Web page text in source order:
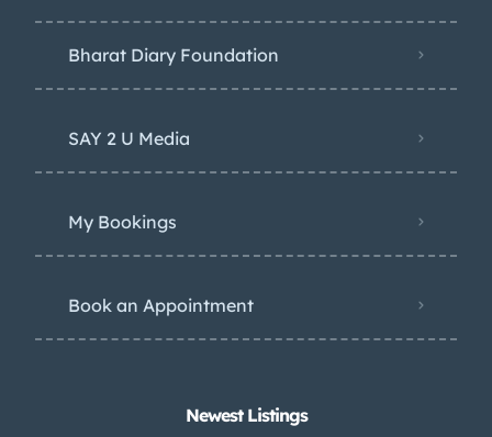
Bharat Diary Foundation
SAY 2 U Media
My Bookings
Book an Appointment
Newest Listings​